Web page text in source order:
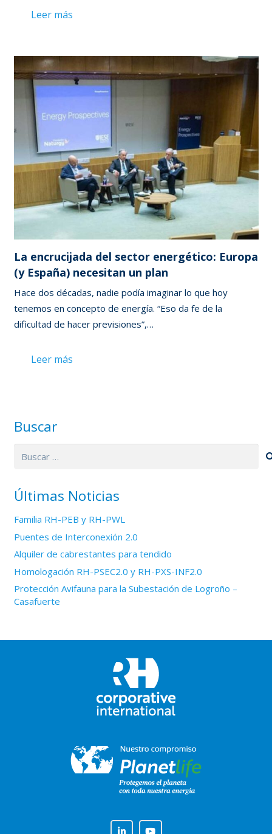
Leer más
La encrucijada del sector energético: Europa
(y España) necesitan un plan
Hace dos décadas, nadie podía imaginar lo que hoy
tenemos en concepto de energía. “Eso da fe de la
dificultad de hacer previsiones”,…
Leer más
Buscar
Buscar:
Últimas Noticias
Familia RH-PEB y RH-PWL
Puentes de Interconexión 2.0
Alquiler de cabrestantes para tendido
Homologación RH-PSEC2.0 y RH-PXS-INF2.0
Protección Avifauna para la Subestación de Logroño –
Casafuerte